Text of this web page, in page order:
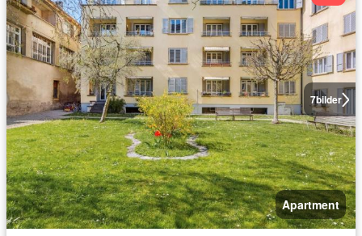
7bilder
Apartment